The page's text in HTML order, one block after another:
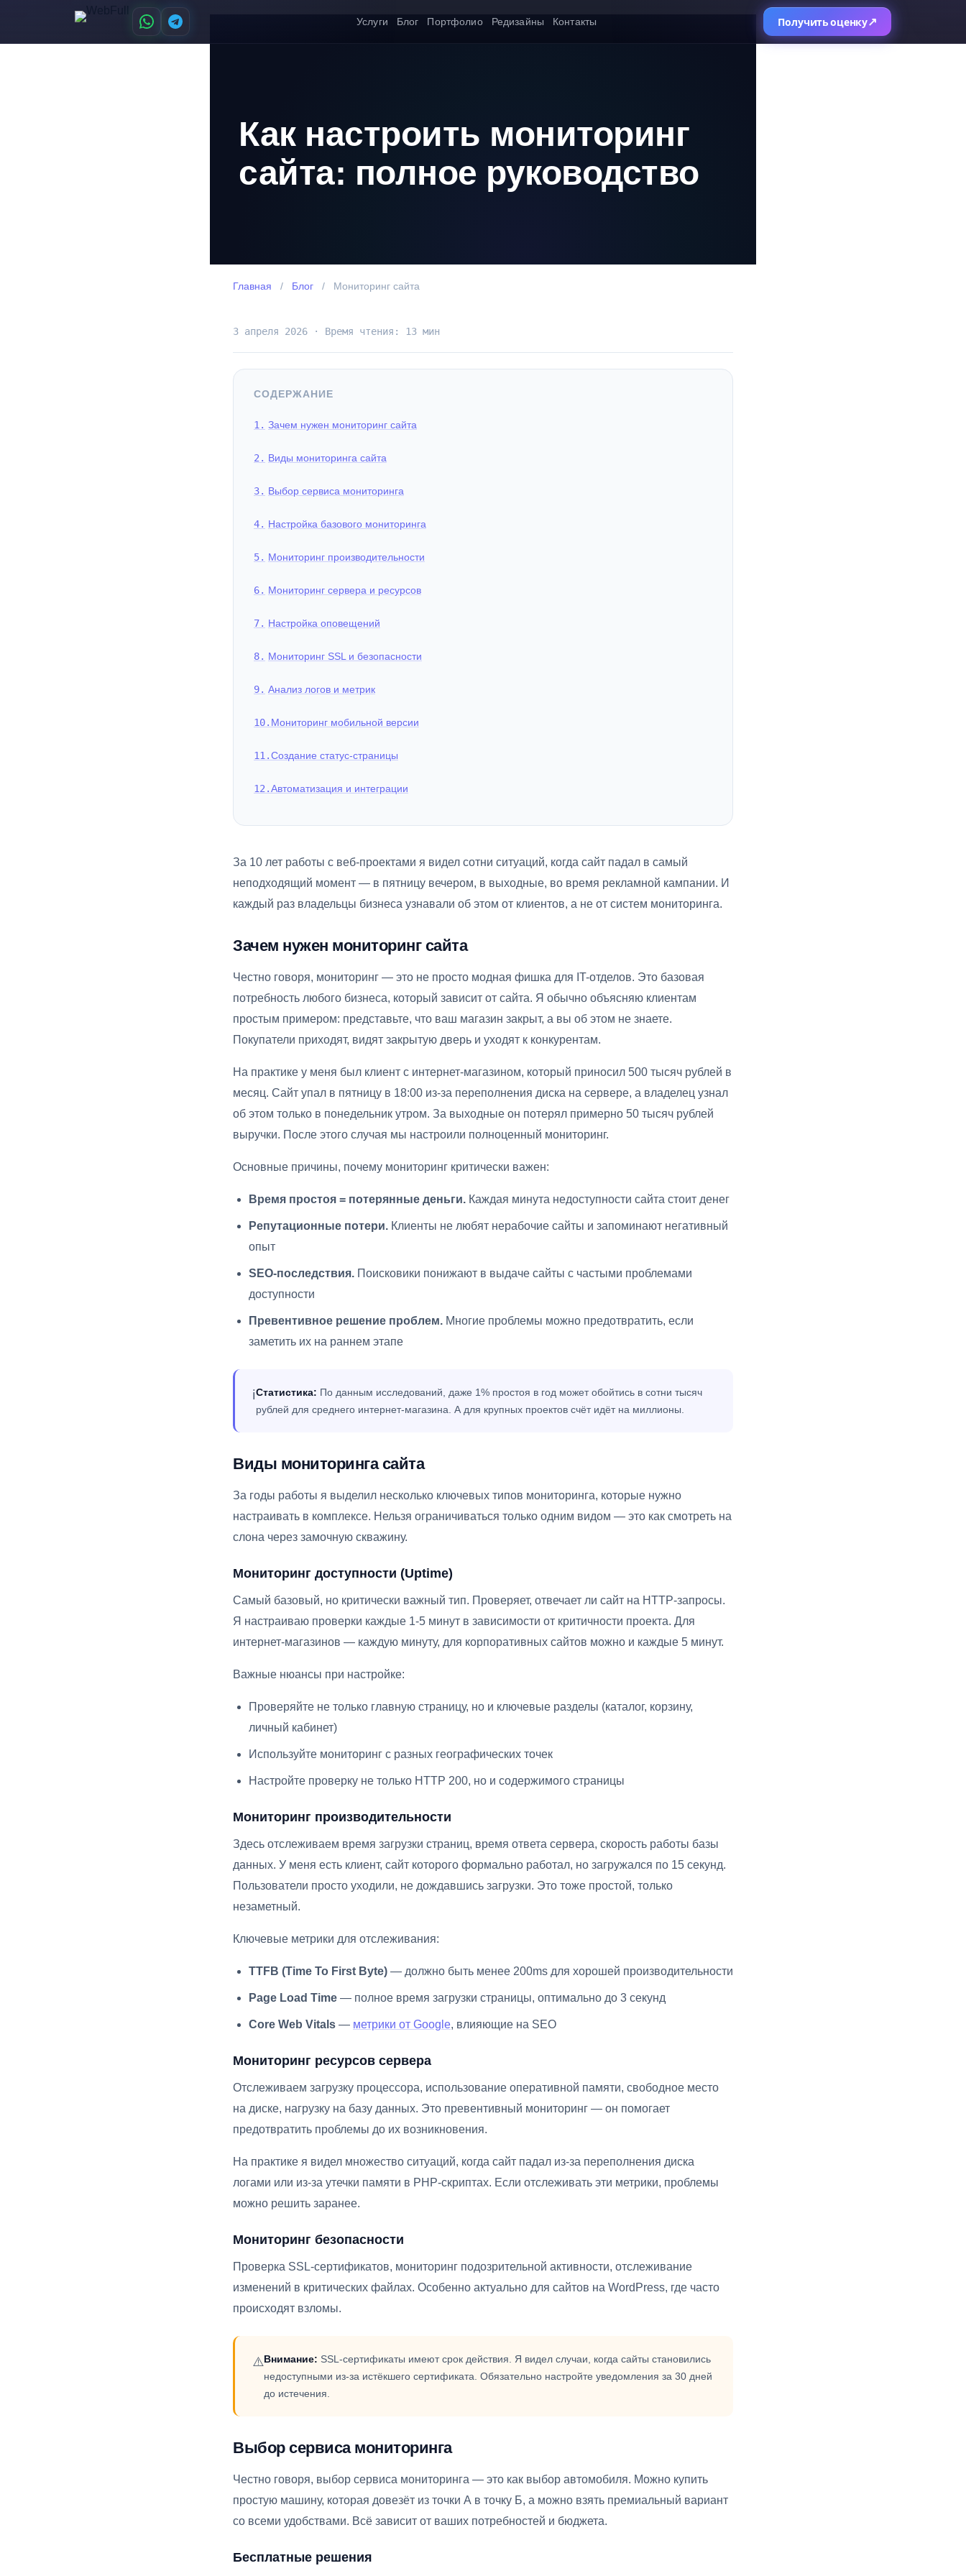
Услуги Блог Портфолио Редизайны Контакты Получить оценку↗
Как настроить мониторинг
сайта: полное руководство
Главная / Блог / Мониторинг сайта
3 апреля 2026 · Время чтения: 13 мин
СОДЕРЖАНИЕ
Зачем нужен мониторинг сайта
Виды мониторинга сайта
Выбор сервиса мониторинга
Настройка базового мониторинга
Мониторинг производительности
Мониторинг сервера и ресурсов
Настройка оповещений
Мониторинг SSL и безопасности
Анализ логов и метрик
Мониторинг мобильной версии
Создание статус-страницы
Автоматизация и интеграции
За 10 лет работы с веб-проектами я видел сотни ситуаций, когда сайт падал в самый
неподходящий момент — в пятницу вечером, в выходные, во время рекламной кампании. И
каждый раз владельцы бизнеса узнавали об этом от клиентов, а не от систем мониторинга.
Зачем нужен мониторинг сайта
Честно говоря, мониторинг — это не просто модная фишка для IT-отделов. Это базовая
потребность любого бизнеса, который зависит от сайта. Я обычно объясняю клиентам
простым примером: представьте, что ваш магазин закрыт, а вы об этом не знаете.
Покупатели приходят, видят закрытую дверь и уходят к конкурентам.
На практике у меня был клиент с интернет-магазином, который приносил 500 тысяч рублей в
месяц. Сайт упал в пятницу в 18:00 из-за переполнения диска на сервере, а владелец узнал
об этом только в понедельник утром. За выходные он потерял примерно 50 тысяч рублей
выручки. После этого случая мы настроили полноценный мониторинг.
Основные причины, почему мониторинг критически важен:
Время простоя = потерянные деньги. Каждая минута недоступности сайта стоит денег
Репутационные потери. Клиенты не любят нерабочие сайты и запоминают негативный
опыт
SEO-последствия. Поисковики понижают в выдаче сайты с частыми проблемами
доступности
Превентивное решение проблем. Многие проблемы можно предотвратить, если
заметить их на раннем этапе
ℹ️Статистика: По данным исследований, даже 1% простоя в год может обойтись в сотни тысяч
рублей для среднего интернет-магазина. А для крупных проектов счёт идёт на миллионы.
Виды мониторинга сайта
За годы работы я выделил несколько ключевых типов мониторинга, которые нужно
настраивать в комплексе. Нельзя ограничиваться только одним видом — это как смотреть на
слона через замочную скважину.
Мониторинг доступности (Uptime)
Самый базовый, но критически важный тип. Проверяет, отвечает ли сайт на HTTP-запросы.
Я настраиваю проверки каждые 1-5 минут в зависимости от критичности проекта. Для
интернет-магазинов — каждую минуту, для корпоративных сайтов можно и каждые 5 минут.
Важные нюансы при настройке:
Проверяйте не только главную страницу, но и ключевые разделы (каталог, корзину,
личный кабинет)
Используйте мониторинг с разных географических точек
Настройте проверку не только HTTP 200, но и содержимого страницы
Мониторинг производительности
Здесь отслеживаем время загрузки страниц, время ответа сервера, скорость работы базы
данных. У меня есть клиент, сайт которого формально работал, но загружался по 15 секунд.
Пользователи просто уходили, не дождавшись загрузки. Это тоже простой, только
незаметный.
Ключевые метрики для отслеживания:
TTFB (Time To First Byte) — должно быть менее 200ms для хорошей производительности
Page Load Time — полное время загрузки страницы, оптимально до 3 секунд
Core Web Vitals — метрики от Google, влияющие на SEO
Мониторинг ресурсов сервера
Отслеживаем загрузку процессора, использование оперативной памяти, свободное место
на диске, нагрузку на базу данных. Это превентивный мониторинг — он помогает
предотвратить проблемы до их возникновения.
На практике я видел множество ситуаций, когда сайт падал из-за переполнения диска
логами или из-за утечки памяти в PHP-скриптах. Если отслеживать эти метрики, проблемы
можно решить заранее.
Мониторинг безопасности
Проверка SSL-сертификатов, мониторинг подозрительной активности, отслеживание
изменений в критических файлах. Особенно актуально для сайтов на WordPress, где часто
происходят взломы.
⚠️Внимание: SSL-сертификаты имеют срок действия. Я видел случаи, когда сайты становились
недоступными из-за истёкшего сертификата. Обязательно настройте уведомления за 30 дней
до истечения.
Выбор сервиса мониторинга
Честно говоря, выбор сервиса мониторинга — это как выбор автомобиля. Можно купить
простую машину, которая довезёт из точки А в точку Б, а можно взять премиальный вариант
со всеми удобствами. Всё зависит от ваших потребностей и бюджета.
Бесплатные решения